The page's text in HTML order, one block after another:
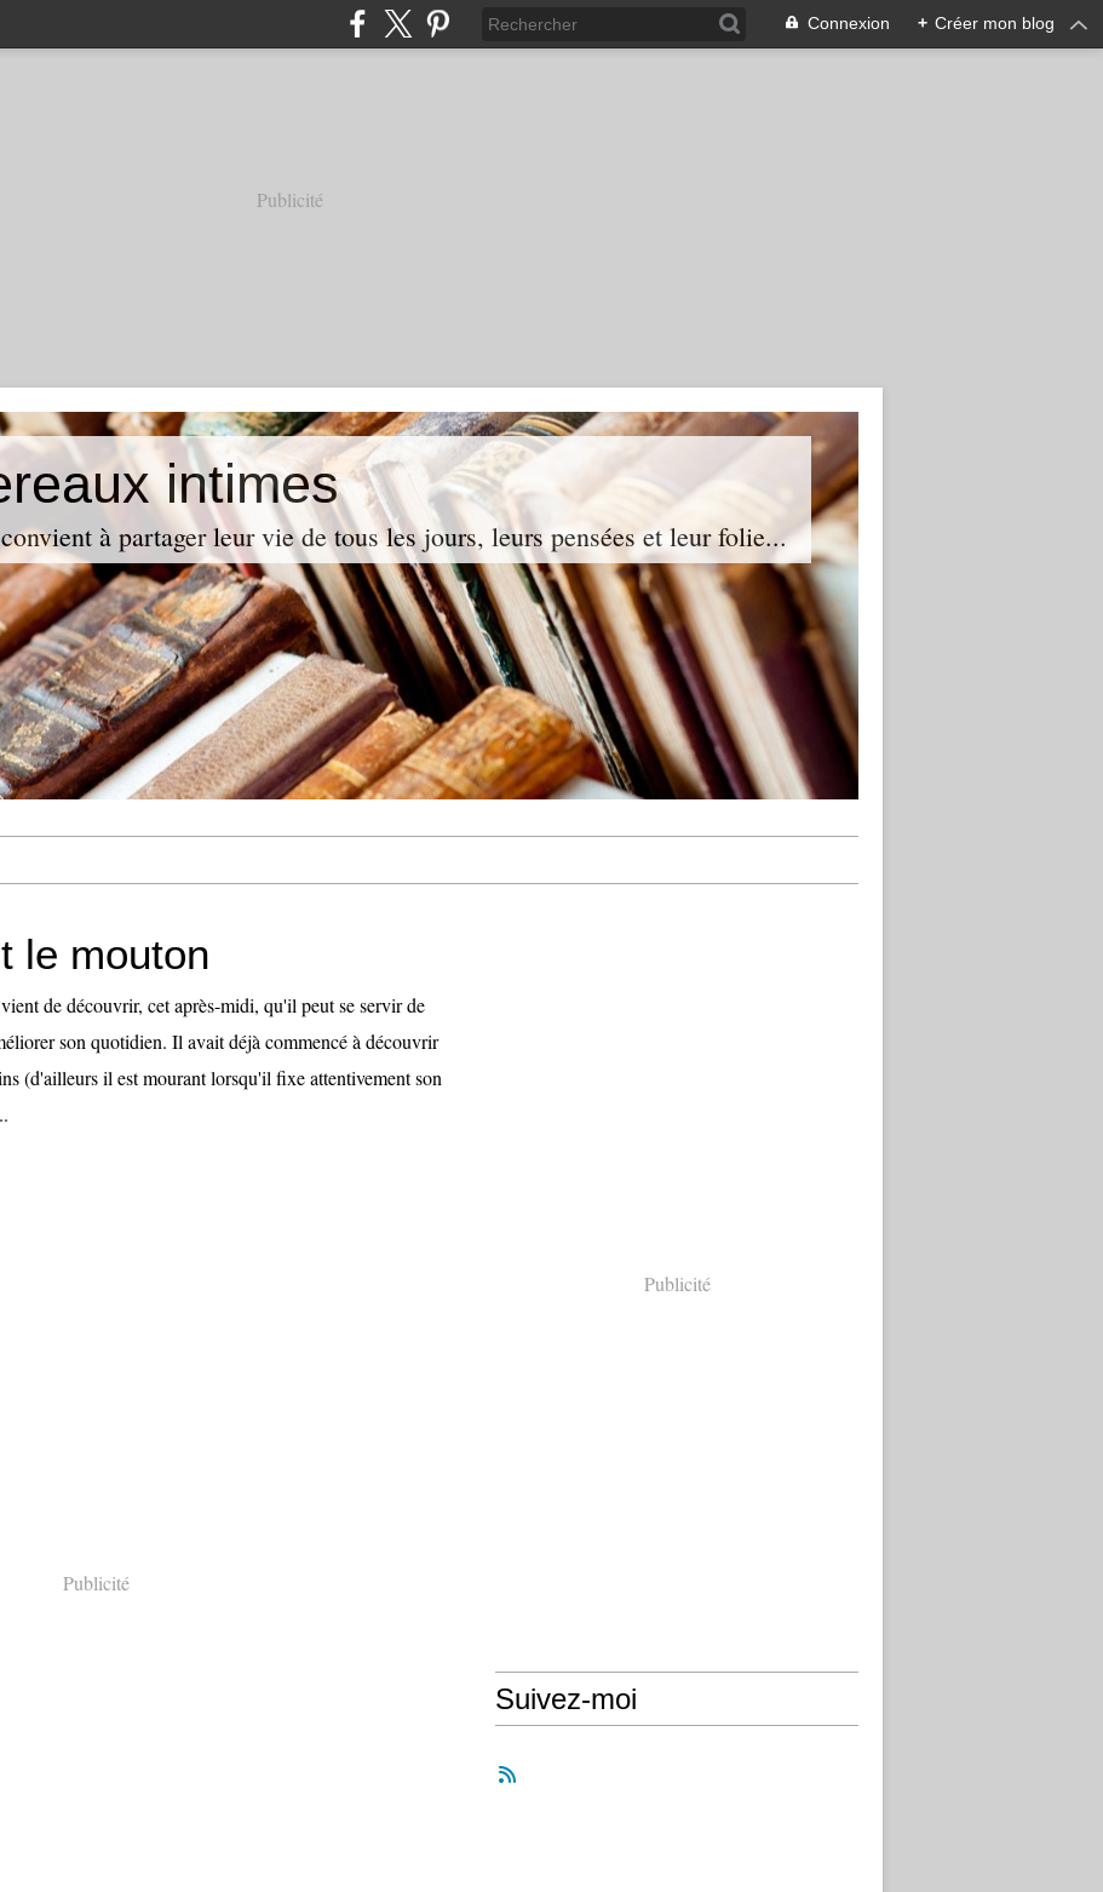
Connexion + Créer mon blog
Publicité
intimes
à partager leur vie de tous les jours, leurs pensées et leur folie...
le mouton
de découvrir, cet après-midi, qu'il peut se servir de
son quotidien. Il avait déjà commencé à découvrir
(d'ailleurs il est mourant lorsqu'il fixe attentivement son
Publicité
Publicité
Suivez-moi